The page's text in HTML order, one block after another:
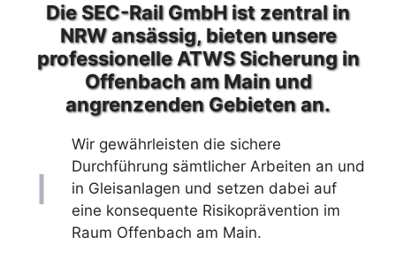
Die SEC-Rail GmbH ist zentral in
NRW ansässig, bieten unsere
professionelle ATWS Sicherung in
Offenbach am Main und
angrenzenden Gebieten an.
Wir gewährleisten die sichere
Durchführung sämtlicher Arbeiten an und
in Gleisanlagen und setzen dabei auf
eine konsequente Risikoprävention im
Raum Offenbach am Main.